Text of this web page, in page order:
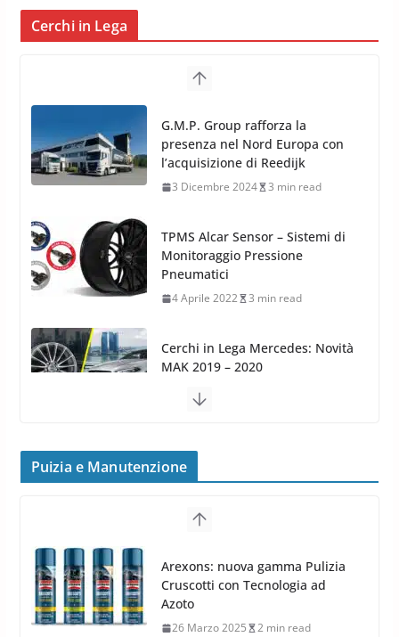
Cerchi in Lega
TPMS Alcar Sensor – Sistemi di
Monitoraggio Pressione
Pneumatici
4 Aprile 2022 3 min read
Cerchi in Lega Mercedes: Novità
MAK 2019 – 2020
16 Settembre 2019
MAK FIVESTAR (2019)
24 Luglio 2019 1 min read
8 Aprile 2026 7 min read
l’acquisizione di Reedijk
3 Dicembre 2024 3 min read
Puizia e Manutenzione
Meguiars OFFERTA AMAZON:
TOP Prodotti per la Cura Auto
2023
28 Marzo 2023 14 min read